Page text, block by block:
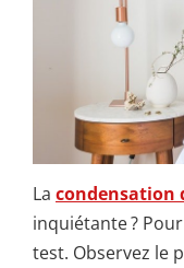
La condensation
inquiétante ?
test. Observez le